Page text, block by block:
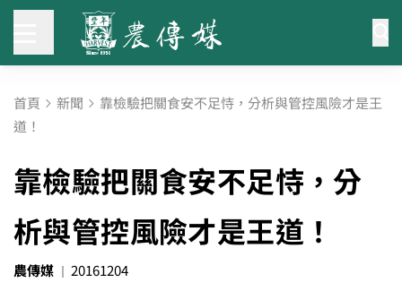
首頁 新聞 靠檢驗把關食安不足恃，分析與管控風險才是王
道！
靠檢驗把關食安不足恃，分
析與管控風險才是王道！
農傳媒 20161204